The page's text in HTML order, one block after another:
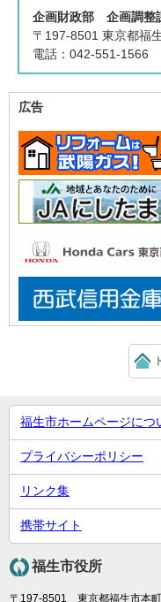
企画財政部 企画調整
〒197-8501 東京都福
電話：042-551-1566
広告
福生市ホームページにつ
プライバシーポリシー
リンク集
携帯サイト
福生市役所
〒197-8501 東京都福生市本